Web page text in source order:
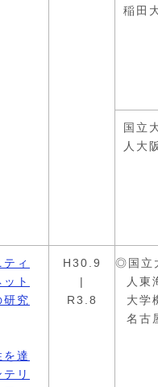
稲田
国立
人大
ィ
ト
研究
達
リ
H30.9
|
R3.8
◎国立
人東
大
名古